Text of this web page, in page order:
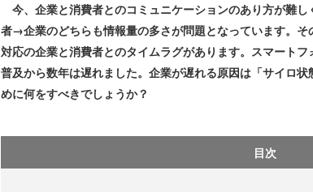
今、企業と消費者とのコミュニケーションのあり方が難
者→企業のどちらも情報量の多さが問題となっています。
対応の企業と消費者とのタイムラグがあります。スマート
普及から数年は遅れました。企業が遅れる原因は「サイロ
めに何をすべきでしょうか？
目次